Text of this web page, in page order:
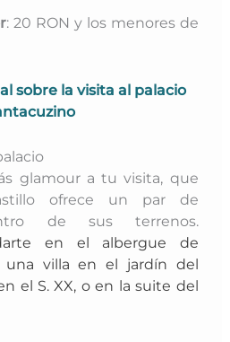
: 20 RON y los menores de
sobre la visita al palacio
glamour a tu visita, que
ofrece un par de
de sus terrenos.
en el albergue de
una villa en el jardín del
el S. XX, o en la suite del